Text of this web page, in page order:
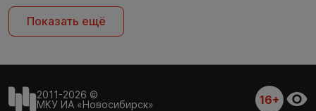
Показать ещё
2011-2026 ©
МКУ ИА «Новосибирск»
16+